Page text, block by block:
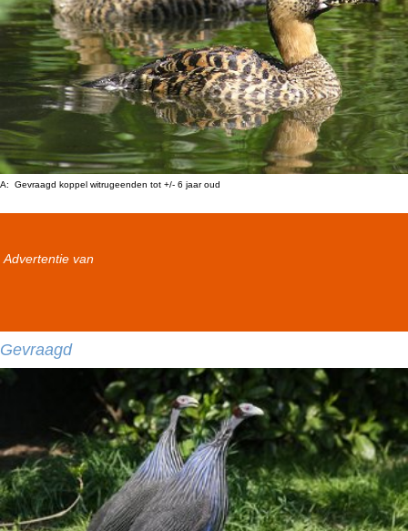
A: Gevraagd koppel witrugeenden tot +/- 6 jaar oud
Advertentie van
Gevraagd